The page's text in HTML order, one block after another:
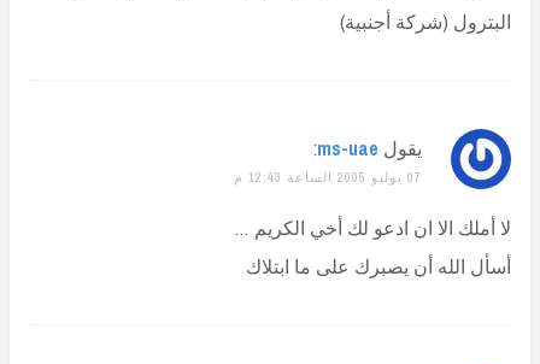
البترول (شركة أجنبية)
يقول ms-uae
:
07 يوليو 2005 الساعة 12:43 م
لا أملك الا ان ادعو لك أخي الكريم …
أسأل الله أن يصبرك على ما ابتلاك